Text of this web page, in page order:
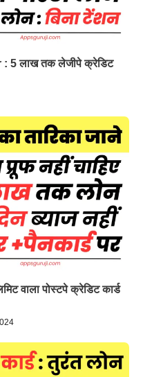
5 लाख तक लेजीपे क्रेडिट
वाला पोस्टपे क्रेडिट कार्ड